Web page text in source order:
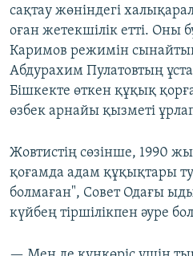
сақтау жөніндегі
оған жетекшілік етті. Оны
Каримов режимін
Абдурахим Пулатовтың
Бішкекте өткен құқық
өзбек арнайы қызметі
Жовтистің сөзінше, 1990
қоғамда адам құқықтары
болмаған", Совет Одағы
күйбең тіршілікпен әуре